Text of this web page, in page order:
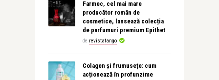
Farmec, cel mai mare
producător român de
cosmetice, lansează colecția
de parfumuri premium Epithet
de revistatango
Colagen și frumusețe: cum
acționează în profunzime